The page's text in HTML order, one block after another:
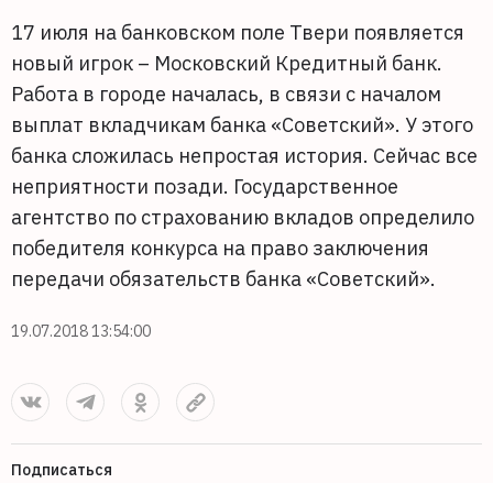
17 июля на банковском поле Твери появляется
новый игрок – Московский Кредитный банк.
Работа в городе началась, в связи с началом
выплат вкладчикам банка «Советский». У этого
банка сложилась непростая история. Сейчас все
неприятности позади. Государственное
агентство по страхованию вкладов определило
победителя конкурса на право заключения
передачи обязательств банка «Советский».
19.07.2018 13:54:00
Подписаться